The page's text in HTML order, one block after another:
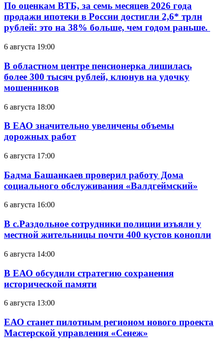
По оценкам ВТБ, за семь месяцев 2026 года
продажи ипотеки в России достигли 2,6* трлн
рублей: это на 38% больше, чем годом раньше.
6 августа 19:00
В областном центре пенсионерка лишилась
более 300 тысяч рублей, клюнув на удочку
мошенников
6 августа 18:00
В ЕАО значительно увеличены объемы
дорожных работ
6 августа 17:00
Бадма Башанкаев проверил работу Дома
социального обслуживания «Валдгеймский»
6 августа 16:00
В с.Раздольное сотрудники полиции изъяли у
местной жительницы почти 400 кустов конопли
6 августа 14:00
В ЕАО обсудили стратегию сохранения
исторической памяти
6 августа 13:00
ЕАО станет пилотным регионом нового проекта
Мастерской управления «Сенеж»